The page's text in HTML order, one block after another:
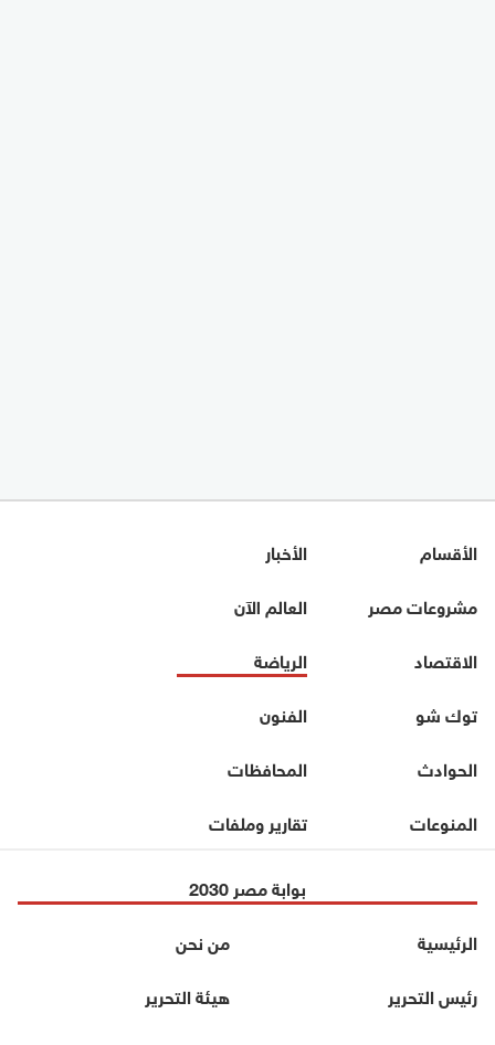
الأقسام
الأخبار
مشروعات مصر
العالم الآن
الاقتصاد
الرياضة
توك شو
الفنون
الحوادث
المحافظات
المنوعات
تقارير وملفات
بوابة مصر 2030
الرئيسية
من نحن
رئيس التحرير
هيئة التحرير